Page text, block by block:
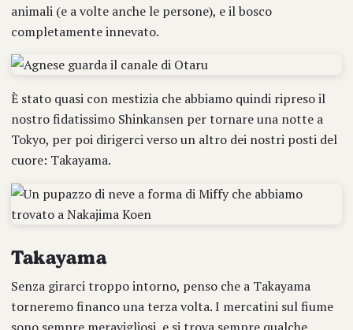
animali (e a volte anche le persone), e il bosco
completamente innevato.
È stato quasi con mestizia che abbiamo quindi ripreso il
nostro fidatissimo Shinkansen per tornare una notte a
Tokyo, per poi dirigerci verso un altro dei nostri posti del
cuore: Takayama.
Takayama
Senza girarci troppo intorno, penso che a Takayama
torneremo financo una terza volta. I mercatini sul fiume